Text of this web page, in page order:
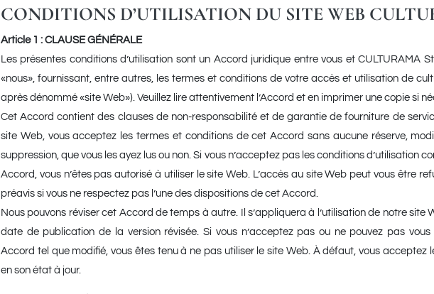
CONDITIONS D’UTILISATION DU SITE WEB
Article 1 : CLAUSE GÉNÉRALE
Les présentes conditions d’utilisation sont un Accord juridique entre vous et CULTURAMA
«nous», fournissant, entre autres, les termes et conditions de votre accès et utilisation de
après dénommé «site Web»). Veuillez lire attentivement l’Accord et en imprimer une copie si
Cet Accord contient des clauses de non-responsabilité et de garantie de fourniture de
site Web, vous acceptez les termes et conditions de cet Accord sans aucune réserve,
suppression, que vous les ayez lus ou non. Si vous n’acceptez pas les conditions d’utilisation
Accord, vous n’êtes pas autorisé à utiliser le site Web. L’accès au site Web peut vous être
préavis si vous ne respectez pas l’une des dispositions de cet Accord.
Nous pouvons réviser cet Accord de temps à autre. Il s’appliquera à l’utilisation de notre site
date de publication de la version révisée. Si vous n’acceptez pas ou ne pouvez pas
Accord tel que modifié, vous êtes tenu à ne pas utiliser le site Web. À défaut, vous acceptez
en son état à jour.